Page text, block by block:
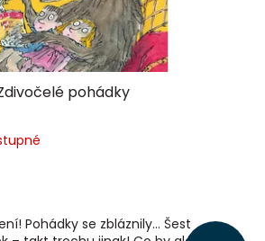
pohádky
Pohádky se zbláznily… Šest